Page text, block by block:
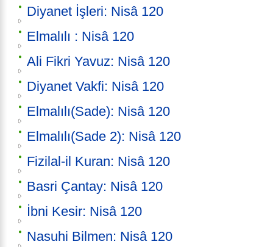
Diyanet İşleri: Nisâ 120
Elmalılı : Nisâ 120
Ali Fikri Yavuz: Nisâ 120
Diyanet Vakfi: Nisâ 120
Elmalılı(Sade): Nisâ 120
Elmalılı(Sade 2): Nisâ 120
Fizilal-il Kuran: Nisâ 120
Basri Çantay: Nisâ 120
İbni Kesir: Nisâ 120
Nasuhi Bilmen: Nisâ 120